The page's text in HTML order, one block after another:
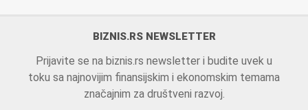
BIZNIS.RS NEWSLETTER
Prijavite se na biznis.rs newsletter i budite uvek u
toku sa najnovijim finansijskim i ekonomskim temama
značajnim za društveni razvoj.